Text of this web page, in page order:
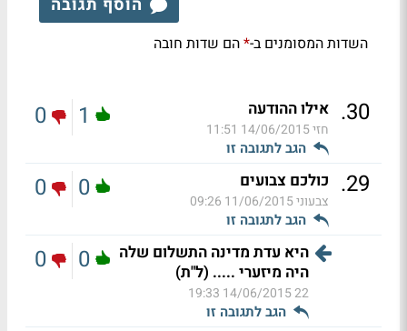
השדות המסומנים ב-*הם שדות חובה
30
. אילו ההודעה
חזי14/06/2015 11:51
הגב לתגובה זו
1
0
29
. כולכם צבועים
צבעוני11/06/2015 09:26
הגב לתגובה זו
0
0
היא עדת מדינה התשלום שלה
היה מיזערי ..... (ל"ת)
22
14/06/2015 19:33
הגב לתגובה זו
0
0